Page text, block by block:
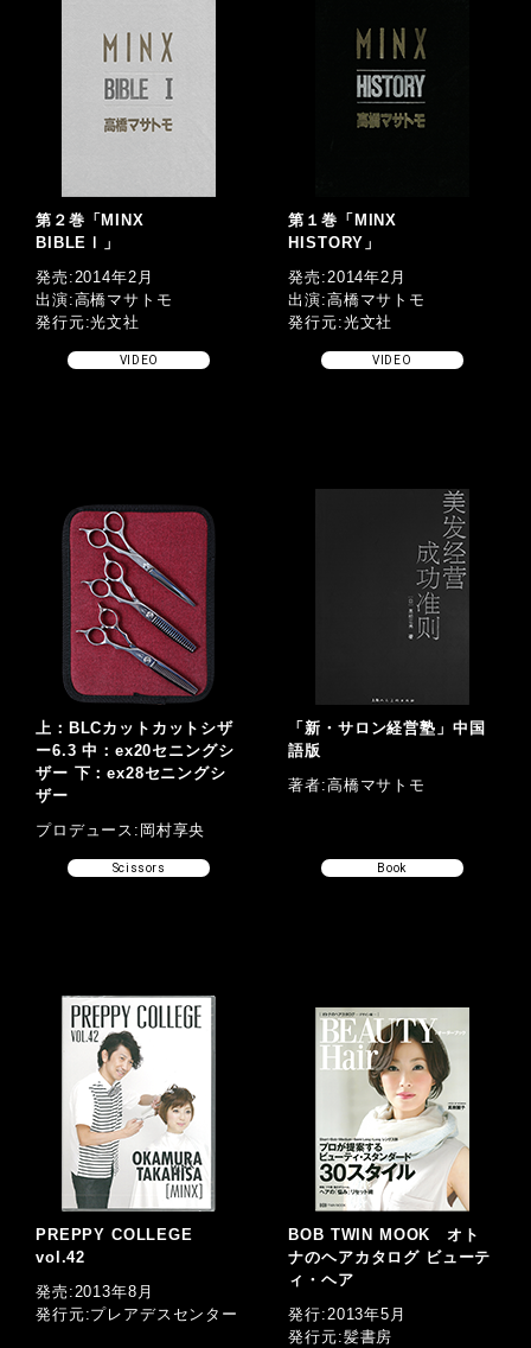
第２巻「MINX
BIBLEⅠ」
発売:2014年2月
出演:高橋マサトモ
発行元:光文社
VIDEO
第１巻「MINX
HISTORY」
発売:2014年2月
出演:高橋マサトモ
発行元:光文社
VIDEO
上：BLCカットカットシザ
ー6.3 中：ex20セニングシ
ザー 下：ex28セニングシ
ザー
プロデュース:岡村享央
Scissors
「新・サロン経営塾」中国
語版
著者:高橋マサトモ
Book
PREPPY COLLEGE
vol.42
発売:2013年8月
発行元:プレアデスセンター
BOB TWIN MOOK オト
ナのヘアカタログ ビューテ
ィ・ヘア
発行:2013年5月
発行元:髪書房